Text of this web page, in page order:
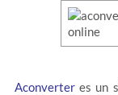
Aconverteres un